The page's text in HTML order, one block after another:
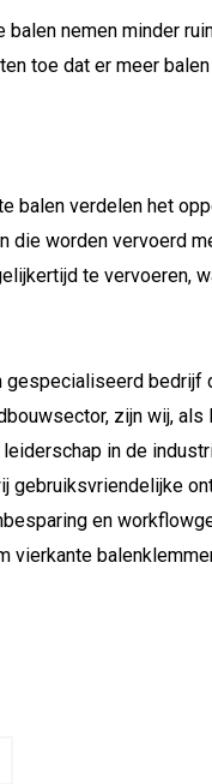
balen nemen minder
toe dat er meer
balen verdelen het
die worden vervoerd
te vervoeren,
gespecialiseerd
zijn wij,
in de
gebruiksvriendelijke
en
vierkante